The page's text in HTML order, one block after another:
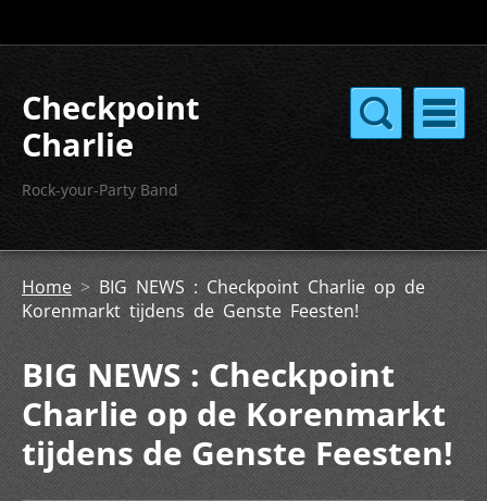
Checkpoint
Charlie
Rock-your-Party Band
Home > BIG NEWS : Checkpoint Charlie op de
Korenmarkt tijdens de Genste Feesten!
BIG NEWS : Checkpoint
Charlie op de Korenmarkt
tijdens de Genste Feesten!